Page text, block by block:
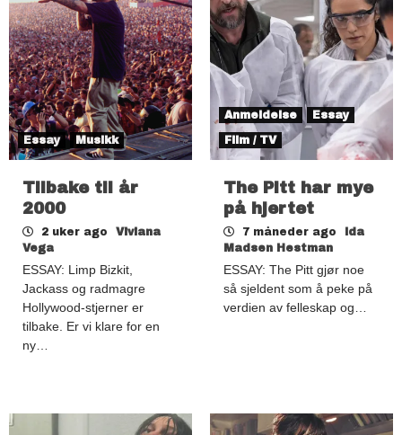
Essay Musikk
Tilbake til år
2000
2 uker ago
Viviana
Vega
ESSAY: Limp Bizkit,
Jackass og radmagre
Hollywood-stjerner er
tilbake. Er vi klare for en
ny…
Anmeldelse
Essay
Film / TV
The Pitt har mye
på hjertet
7 måneder ago
Ida
Madsen Hestman
ESSAY: The Pitt gjør noe
så sjeldent som å peke på
verdien av felleskap og…